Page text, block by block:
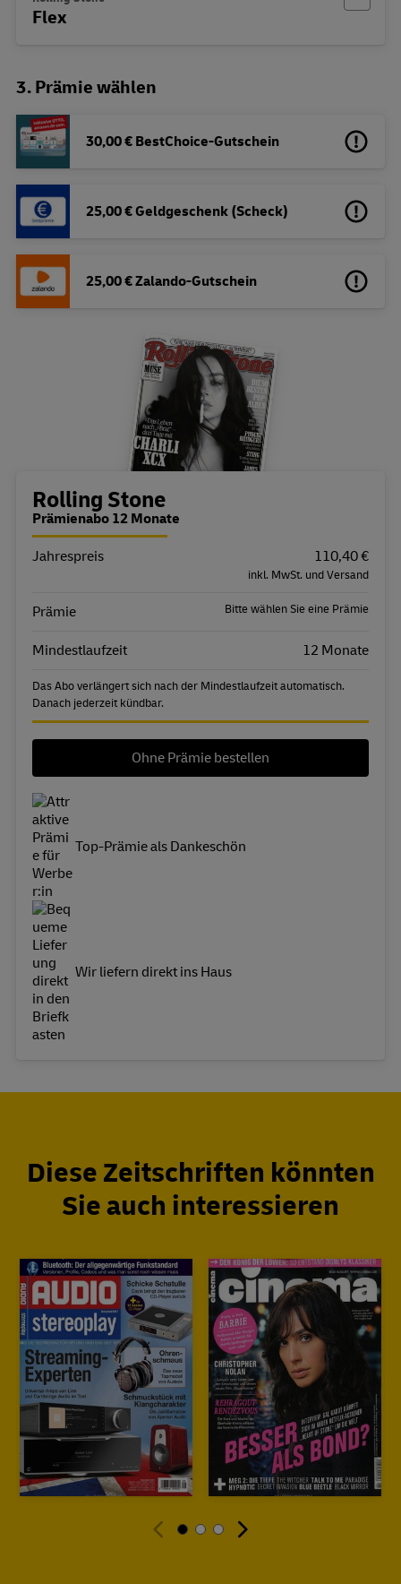
Flex
3. Prämie wählen
30,00 € BestChoice-Gutschein
25,00 € Geldgeschenk (Scheck)
25,00 € Zalando-Gutschein
Bestellübersicht
Rolling Stone
Prämienabo 12 Monate
Eigenschaft
Jahrespreis 110,40 €
inkl. MwSt. und Versand
Prämie Bitte wählen Sie eine Prämie
Mindestlaufzeit 12 Monate
Das Abo verlängert sich nach der Mindestlaufzeit automatisch.
Danach jederzeit kündbar.
Ohne Prämie bestellen
Top-Prämie als Dankeschön
Wir liefern direkt ins Haus
Diese Zeitschriften könnten
Sie auch interessieren